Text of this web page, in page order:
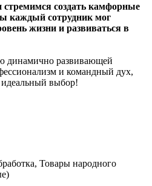
создать камфорные
каждый сотрудник мог
жизни и развиваться в
динамично развивающей
и командный дух,
выбор!
Товары народного